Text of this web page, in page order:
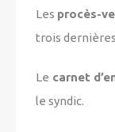
Les procès-
trois
Le carnet
le syndic.